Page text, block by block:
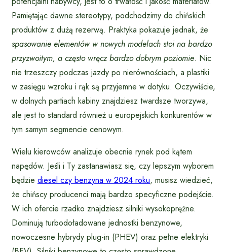
Pamiętając dawne stereotypy, podchodzimy do chińskich
produktów z dużą rezerwą. Praktyka pokazuje jednak, że
spasowanie elementów w nowych modelach stoi na bardzo
przyzwoitym, a często wręcz bardzo dobrym poziomie. Nic
nie trzeszczy podczas jazdy po nierównościach, a plastiki
w zasięgu wzroku i rąk są przyjemne w dotyku. Oczywiście,
w dolnych partiach kabiny znajdziesz twardsze tworzywa,
ale jest to standard również u europejskich konkurentów w
tym samym segmencie cenowym.
Wielu kierowców analizuje obecnie rynek pod kątem
napędów. Jeśli i Ty zastanawiasz się, czy lepszym wyborem
będzie diesel czy benzyna w 2024 roku, musisz wiedzieć,
że chińscy producenci mają bardzo specyficzne podejście.
W ich ofercie rzadko znajdziesz silniki wysokoprężne.
Dominują turbodoładowane jednostki benzynowe,
nowoczesne hybrydy plug-in (PHEV) oraz pełne elektryki